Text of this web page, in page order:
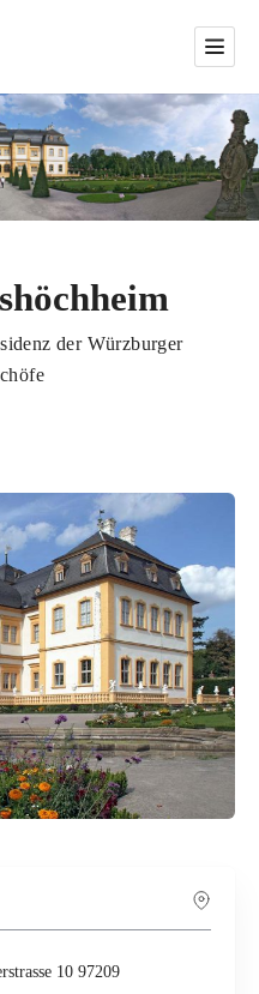
der Würzburger
10 97209